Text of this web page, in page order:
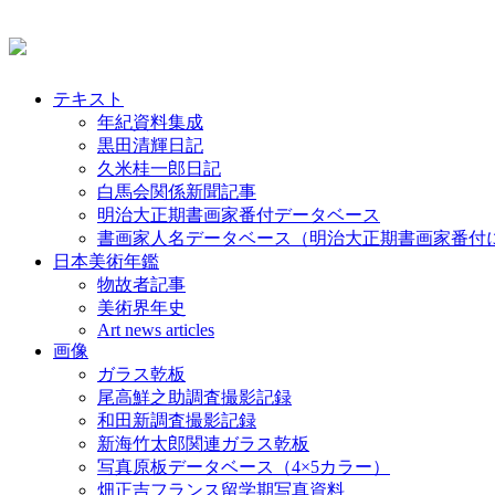
テキスト
年紀資料集成
黒田清輝日記
久米桂一郎日記
白馬会関係新聞記事
明治大正期書画家番付データベース
書画家人名データベース（明治大正期書画家番付
日本美術年鑑
物故者記事
美術界年史
Art news articles
画像
ガラス乾板
尾高鮮之助調査撮影記録
和田新調査撮影記録
新海竹太郎関連ガラス乾板
写真原板データベース（4×5カラー）
畑正吉フランス留学期写真資料